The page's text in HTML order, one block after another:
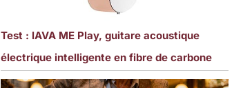
Test : lAVA ME Play, guitare acoustique
électrique intelligente en fibre de carbone